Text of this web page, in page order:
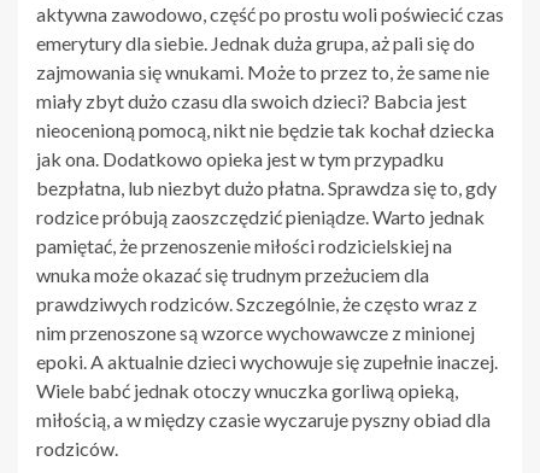
aktywna zawodowo, część po prostu woli poświecić czas
emerytury dla siebie. Jednak duża grupa, aż pali się do
zajmowania się wnukami. Może to przez to, że same nie
miały zbyt dużo czasu dla swoich dzieci? Babcia jest
nieocenioną pomocą, nikt nie będzie tak kochał dziecka
jak ona. Dodatkowo opieka jest w tym przypadku
bezpłatna, lub niezbyt dużo płatna. Sprawdza się to, gdy
rodzice próbują zaoszczędzić pieniądze. Warto jednak
pamiętać, że przenoszenie miłości rodzicielskiej na
wnuka może okazać się trudnym przeżuciem dla
prawdziwych rodziców. Szczególnie, że często wraz z
nim przenoszone są wzorce wychowawcze z minionej
epoki. A aktualnie dzieci wychowuje się zupełnie inaczej.
Wiele babć jednak otoczy wnuczka gorliwą opieką,
miłością, a w między czasie wyczaruje pyszny obiad dla
rodziców.